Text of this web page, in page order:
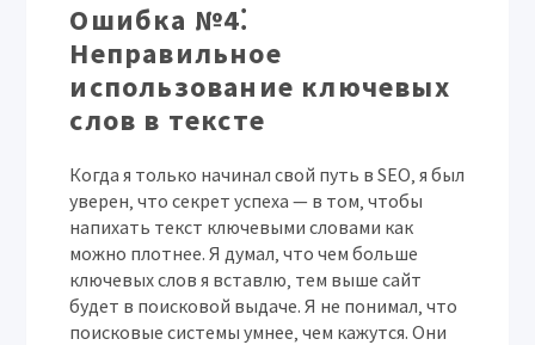
Ошибка №4⁚
Неправильное
использование ключевых
слов в тексте
Когда я только начинал свой путь в SEO‚ я был
уверен‚ что секрет успеха — в том‚ чтобы
напихать текст ключевыми словами как
можно плотнее. Я думал‚ что чем больше
ключевых слов я вставлю‚ тем выше сайт
будет в поисковой выдаче. Я не понимал‚ что
поисковые системы умнее‚ чем кажутся. Они